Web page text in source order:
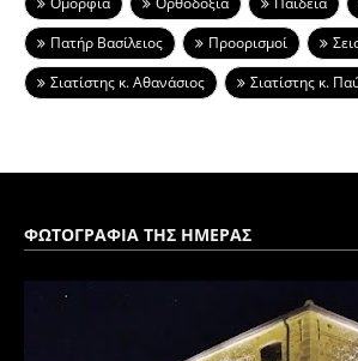
Πατήρ Βασίλειος
Προορισμοί
Σιατίστης κ. Αθανάσιος
Σιατίστης κ.
ΦΩΤΟΓΡΑΦΙΑ ΤΗΣ ΗΜΕΡΑΣ